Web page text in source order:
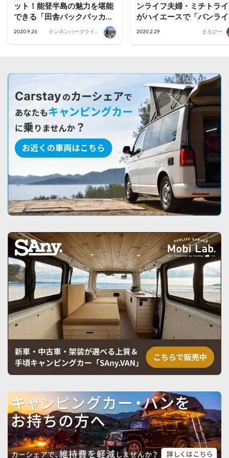
ット！能登半島の魅力を堪能
できる「田舎バックパッカー
2020.9.26
テンネンパーマライフ
ンライフ夫婦・ミチトラ
がハイエースで「バンライ
フ・ステーション」に1ヶ
2020.2.29 まるぴー